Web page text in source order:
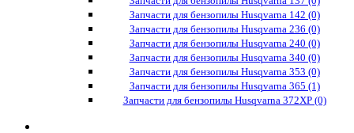
Запчасти для бензопилы Husqvarna 142 (0)
Запчасти для бензопилы Husqvarna 236 (0)
Запчасти для бензопилы Husqvarna 240 (0)
Запчасти для бензопилы Husqvarna 340 (0)
Запчасти для бензопилы Husqvarna 353 (0)
Запчасти для бензопилы Husqvarna 365 (1)
Запчасти для бензопилы Husqvarna 372XP (0)